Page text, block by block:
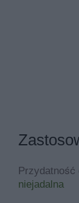
Przydatność
niejadalna